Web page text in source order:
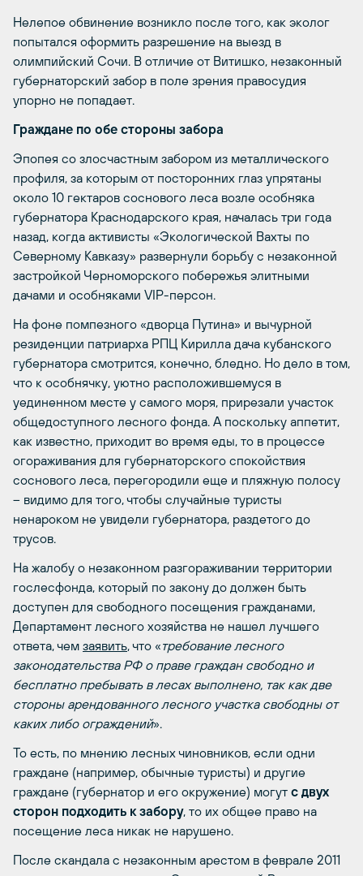
Нелепое обвинение возникло после того, как эколог
попытался оформить разрешение на выезд в
олимпийский Сочи. В отличие от Витишко, незаконный
губернаторский забор в поле зрения правосудия
упорно не попадает.
Граждане по обе стороны забора
Эпопея со злосчастным забором из металлического
профиля, за которым от посторонних глаз упрятаны
около 10 гектаров соснового леса возле особняка
губернатора Краснодарского края, началась три года
назад, когда активисты «Экологической Вахты по
Северному Кавказу» развернули борьбу с незаконной
застройкой Черноморского побережья элитными
дачами и особняками VIP-персон.
На фоне помпезного «дворца Путина» и вычурной
резиденции патриарха РПЦ Кирилла дача кубанского
губернатора смотрится, конечно, бледно. Но дело в том,
что к особнячку, уютно расположившемуся в
уединенном месте у самого моря, прирезали участок
общедоступного лесного фонда. А поскольку аппетит,
как известно, приходит во время еды, то в процессе
огораживания для губернаторского спокойствия
соснового леса, перегородили еще и пляжную полосу
– видимо для того, чтобы случайные туристы
ненароком не увидели губернатора, раздетого до
трусов.
На жалобу о незаконном разгораживании территории
гослесфонда, который по закону до должен быть
доступен для свободного посещения гражданами,
Департамент лесного хозяйства не нашел лучшего
ответа, чем заявить, что «требование лесного
законодательства РФ о праве граждан свободно и
бесплатно пребывать в лесах выполнено, так как две
стороны арендованного лесного участка свободны от
каких либо ограждений».
То есть, по мнению лесных чиновников, если одни
граждане (например, обычные туристы) и другие
граждане (губернатор и его окружение) могут с двух
сторон подходить к забору, то их общее право на
посещение леса никак не нарушено.
После скандала с незаконным арестом в феврале 2011